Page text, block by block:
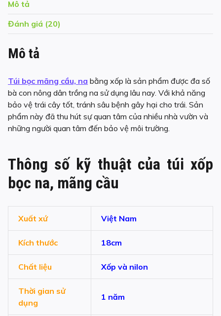
số
lượng
Mô tả
Đánh giá (20)
Mô tả
Túi bọc mãng cầu, na bằng xốp là sản phẩm được đa số
bà con nông dân trồng na sử dụng lâu nay. Với khả năng
bảo vệ trái cây tốt, tránh sâu bệnh gây hại cho trái. Sản
phẩm này đã thu hút sự quan tâm của nhiều nhà vườn và
những người quan tâm đến bảo vệ môi trường.
Thông số kỹ thuật của túi xốp
bọc na, mãng cầu
Xuất xứ Việt Nam
Kích thước 18cm
Chất liệu Xốp và nilon
Thời gian sử
dụng
1 năm